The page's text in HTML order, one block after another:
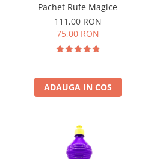
Pachet Rufe Magice
111,00 RON
75,00 RON
ADAUGA IN COS